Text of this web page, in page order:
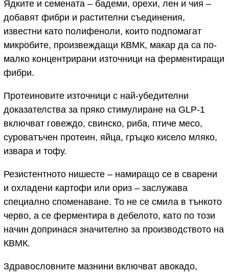
Ядките и семената – бадеми, орехи, лен и чия –
добавят фибри и растителни съединения,
известни като полифеноли, които подпомагат
микробите, произвеждащи КВМК, макар да са по-
малко концентрирани източници на ферментиращи
фибри.
Протеиновите източници с най-убедителни
доказателства за пряко стимулиране на GLP-1
включват говеждо, свинско, риба, птиче месо,
суроватъчен протеин, яйца, гръцко кисело мляко,
извара и тофу.
Резистентното нишесте – намиращо се в сварени
и охладени картофи или ориз – заслужава
специално споменаване. То не се смила в тънкото
черво, а се ферментира в дебелото, като по този
начин допринася значително за производството на
КВМК.
Здравословните мазнини включват авокадо,